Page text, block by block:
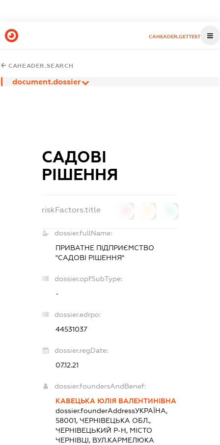
CAHEADER.GETTEST
CAHEADER.SEARCH
document.dossier
САДОВІ
РІШЕННЯ
riskFactors.title
dossier.fullName:
ПРИВАТНЕ ПІДПРИЄМСТВО
"САДОВІ РІШЕННЯ"
dossier.opfSubType:
-
dossier.edrpo:
44531037
dossier.regDate:
07.12.21
dossier.foundersAndBenef:
КАВЕЦЬКА ЮЛІЯ ВАЛЕНТИНІВНА
dossier.founderAddressУКРАЇНА,
58001, ЧЕРНІВЕЦЬКА ОБЛ.,
ЧЕРНІВЕЦЬКИЙ Р-Н, МІСТО
ЧЕРНІВЦІ, ВУЛ.КАРМЕЛЮКА